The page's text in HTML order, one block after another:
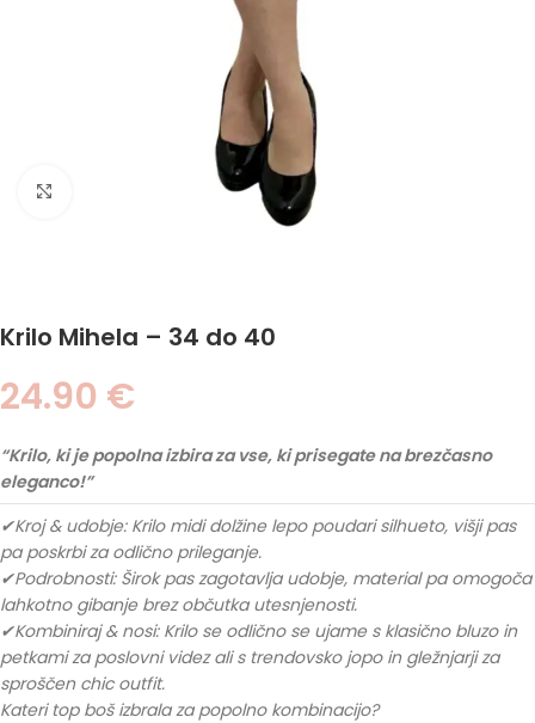
Krilo Mihela – 34 do 40
24.90 €
“Krilo, ki je popolna izbira za vse, ki prisegate na brezčasno
eleganco!”
✔Kroj & udobje: Krilo midi dolžine lepo poudari silhueto, višji pas
pa poskrbi za odlično prileganje.
✔Podrobnosti: Širok pas zagotavlja udobje, material pa omogoča
lahkotno gibanje brez občutka utesnjenosti.
✔Kombiniraj & nosi: Krilo se odlično se ujame s klasično bluzo in
petkami za poslovni videz ali s trendovsko jopo in gležnjarji za
sproščen chic outfit.
Kateri top boš izbrala za popolno kombinacijo?